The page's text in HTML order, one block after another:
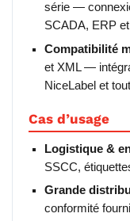
série —
SCADA, ERP
Compatibilité
et XML —
NiceLabel et
Cas d’usage
Logistique &
SSCC,
Grande
conformité